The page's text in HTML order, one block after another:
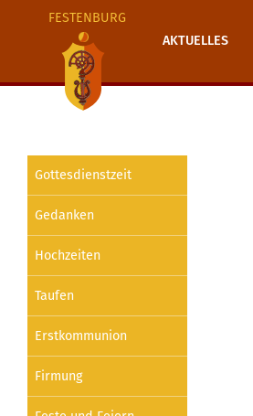
FESTENBURG
AKTUELLES
Gottesdienstzeit
Gedanken
Hochzeiten
Taufen
Erstkommunion
Firmung